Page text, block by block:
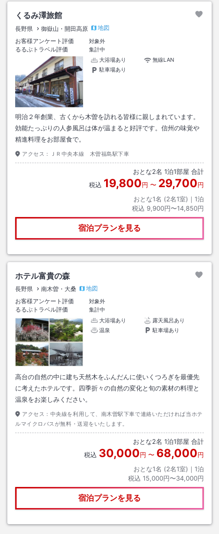
くるみ澤旅館
長野県 御嶽山・開田高原
地図
お客様アンケート評価
対象外
るるぶトラベル評価
集計中
大浴場あり
無線LAN
駐車場あり
明治２年創業、古くから木曽を訪れる皆様に親しまれています。
効能たっぷりの人参風呂は体が温まると好評です。信州の味覚や
精進料理をお部屋食で。
アクセス： ＪＲ中央本線 木曽福島駅下車
おとな2名 1泊1部屋 合計
税込 19,800円 〜 29,700円
おとな1名 (2名1室)｜ 1泊
税込 9,900円〜14,850円
宿泊プランを見る
ホテル富貴の森
長野県 南木曽・大桑
地図
お客様アンケート評価
対象外
るるぶトラベル評価
集計中
大浴場あり
露天風呂あり
温泉
駐車場あり
高台の自然の中に建ち天然木をふんだんに使いくつろぎを最優先
に考えたホテルです。四季折々の自然の変化と旬の素材の料理と
温泉をお楽しみください。
アクセス： 中央線を利用して、南木曽駅下車で連絡いただければ当ホテ
ルマイクロバスが無料・送迎をいたします。
おとな2名 1泊1部屋 合計
税込 30,000円 〜 68,000円
おとな1名 (2名1室)｜ 1泊
税込 15,000円〜34,000円
宿泊プランを見る